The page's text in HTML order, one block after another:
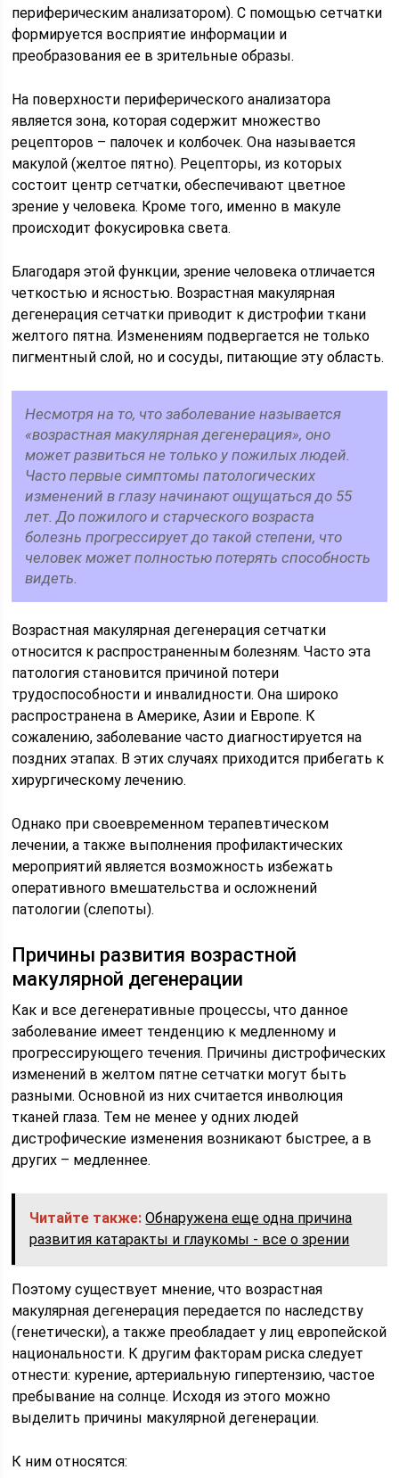
периферическим анализатором). С помощью сетчатки
формируется восприятие информации и
преобразования ее в зрительные образы.
На поверхности периферического анализатора
является зона, которая содержит множество
рецепторов – палочек и колбочек. Она называется
макулой (желтое пятно). Рецепторы, из которых
состоит центр сетчатки, обеспечивают цветное
зрение у человека. Кроме того, именно в макуле
происходит фокусировка света.
Благодаря этой функции, зрение человека отличается
четкостью и ясностью. Возрастная макулярная
дегенерация сетчатки приводит к дистрофии ткани
желтого пятна. Изменениям подвергается не только
пигментный слой, но и сосуды, питающие эту область.
Несмотря на то, что заболевание называется
«возрастная макулярная дегенерация», оно
может развиться не только у пожилых людей.
Часто первые симптомы патологических
изменений в глазу начинают ощущаться до 55
лет. До пожилого и старческого возраста
болезнь прогрессирует до такой степени, что
человек может полностью потерять способность
видеть.
Возрастная макулярная дегенерация сетчатки
относится к распространенным болезням. Часто эта
патология становится причиной потери
трудоспособности и инвалидности. Она широко
распространена в Америке, Азии и Европе. К
сожалению, заболевание часто диагностируется на
поздних этапах. В этих случаях приходится прибегать к
хирургическому лечению.
Однако при своевременном терапевтическом
лечении, а также выполнения профилактических
мероприятий является возможность избежать
оперативного вмешательства и осложнений
патологии (слепоты).
Причины развития возрастной
макулярной дегенерации
Как и все дегенеративные процессы, что данное
заболевание имеет тенденцию к медленному и
прогрессирующего течения. Причины дистрофических
изменений в желтом пятне сетчатки могут быть
разными. Основной из них считается инволюция
тканей глаза. Тем не менее у одних людей
дистрофические изменения возникают быстрее, а в
других – медленнее.
Читайте также: Обнаружена еще одна причина
развития катаракты и глаукомы - все о зрении
Поэтому существует мнение, что возрастная
макулярная дегенерация передается по наследству
(генетически), а также преобладает у лиц европейской
национальности. К другим факторам риска следует
отнести: курение, артериальную гипертензию, частое
пребывание на солнце. Исходя из этого можно
выделить причины макулярной дегенерации.
К ним относятся: